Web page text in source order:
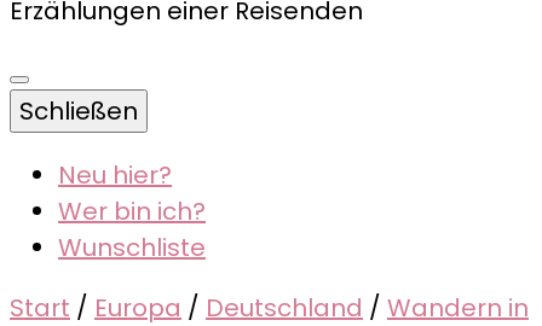
Erzählungen einer Reisenden
Schließen
Neu hier?
Wer bin ich?
Wunschliste
Start / Europa / Deutschland / Wandern in